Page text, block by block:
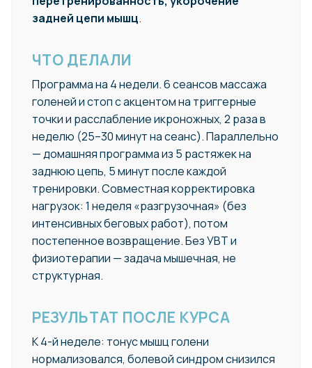
задней цепи мышц.
ЧТО ДЕЛАЛИ
Программа на 4 недели. 6 сеансов массажа
голеней и стоп с акцентом на триггерные
точки и расслабление икроножных, 2 раза в
неделю (25–30 минут на сеанс). Параллельно
— домашняя программа из 5 растяжек на
заднюю цепь, 5 минут после каждой
тренировки. Совместная корректировка
нагрузок: 1 неделя «разгрузочная» (без
интенсивных беговых работ), потом
постепенное возвращение. Без УВТ и
физиотерапии — задача мышечная, не
структурная.
РЕЗУЛЬТАТ ПОСЛЕ КУРСА
К 4-й неделе: тонус мышц голени
нормализовался, болевой синдром снизился